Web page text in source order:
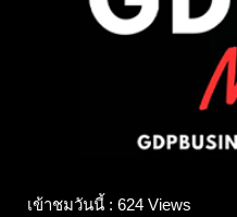
เข้าชมวันนี้ : 624 Views